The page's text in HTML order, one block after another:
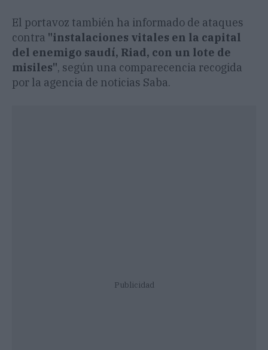
El portavoz también ha informado de ataques
contra "instalaciones vitales en la capital
del enemigo saudí, Riad, con un lote de
misiles", según una comparecencia recogida
por la agencia de noticias Saba.
Publicidad